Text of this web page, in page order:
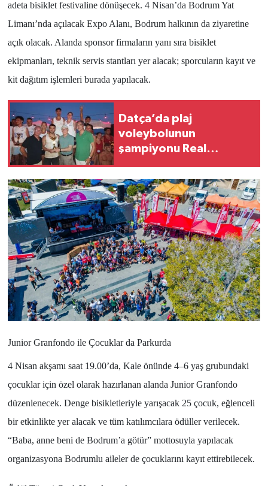
adeta bisiklet festivaline dönüşecek. 4 Nisan’da Bodrum Yat
Limanı’nda açılacak Expo Alanı, Bodrum halkının da ziyaretine
açık olacak. Alanda sponsor firmaların yanı sıra bisiklet
ekipmanları, teknik servis stantları yer alacak; sporcuların kayıt ve
kit dağıtım işlemleri burada yapılacak.
Datça’da plaj
voleybolunun
şampiyonu Real
Junior Granfondo ile Çocuklar da Parkurda
4 Nisan akşamı saat 19.00’da, Kale önünde 4–6 yaş grubundaki
çocuklar için özel olarak hazırlanan alanda Junior Granfondo
düzenlenecek. Denge bisikletleriyle yarışacak 25 çocuk, eğlenceli
bir etkinlikte yer alacak ve tüm katılımcılara ödüller verilecek.
“Baba, anne beni de Bodrum’a götür” mottosuyla yapılacak
organizasyona Bodrumlu aileler de çocuklarını kayıt ettirebilecek.